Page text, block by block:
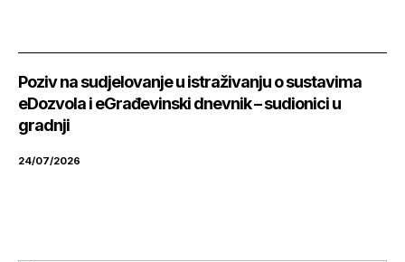
Poziv na sudjelovanje u istraživanju o sustavima
eDozvola i eGrađevinski dnevnik – sudionici u
gradnji
24/07/2026